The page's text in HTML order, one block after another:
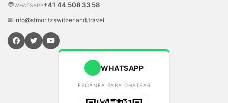
💬WHATSAPP+41 44 508 33 58
✉ info@stmoritzswitzerland.travel
WHATSAPP
ESCANEA PARA CHATEAR